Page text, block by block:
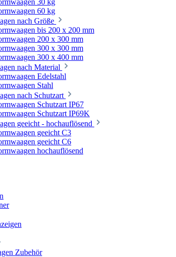
60 kg
nach Größe
bis 200 x 200 mm
200 x 300 mm
300 x 300 mm
300 x 400 mm
nach Material
Edelstahl
Stahl
nach Schutzart
Schutzart IP67
Schutzart IP69K
geeicht - hochauflösend
geeicht C3
geeicht C6
hochauflösend
Zubehör